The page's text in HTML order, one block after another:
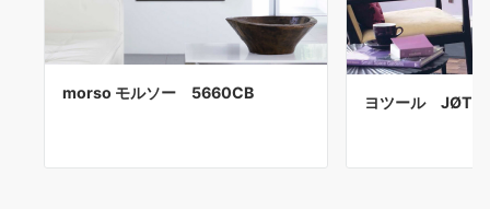
morso モルソー 5660CB
ヨツール